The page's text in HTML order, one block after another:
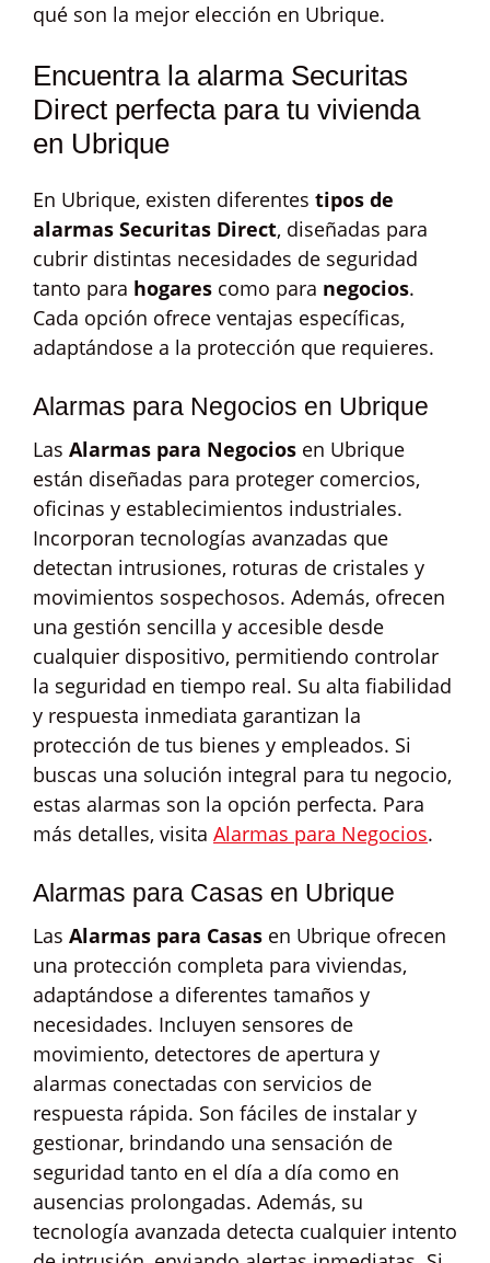
qué son la mejor elección en Ubrique.
Encuentra la alarma Securitas
Direct perfecta para tu vivienda
en Ubrique
En Ubrique, existen diferentes tipos de
alarmas Securitas Direct, diseñadas para
cubrir distintas necesidades de seguridad
tanto para hogares como para negocios.
Cada opción ofrece ventajas específicas,
adaptándose a la protección que requieres.
Alarmas para Negocios en Ubrique
Las Alarmas para Negocios en Ubrique
están diseñadas para proteger comercios,
oficinas y establecimientos industriales.
Incorporan tecnologías avanzadas que
detectan intrusiones, roturas de cristales y
movimientos sospechosos. Además, ofrecen
una gestión sencilla y accesible desde
cualquier dispositivo, permitiendo controlar
la seguridad en tiempo real. Su alta fiabilidad
y respuesta inmediata garantizan la
protección de tus bienes y empleados. Si
buscas una solución integral para tu negocio,
estas alarmas son la opción perfecta. Para
más detalles, visita Alarmas para Negocios.
Alarmas para Casas en Ubrique
Las Alarmas para Casas en Ubrique ofrecen
una protección completa para viviendas,
adaptándose a diferentes tamaños y
necesidades. Incluyen sensores de
movimiento, detectores de apertura y
alarmas conectadas con servicios de
respuesta rápida. Son fáciles de instalar y
gestionar, brindando una sensación de
seguridad tanto en el día a día como en
ausencias prolongadas. Además, su
tecnología avanzada detecta cualquier intento